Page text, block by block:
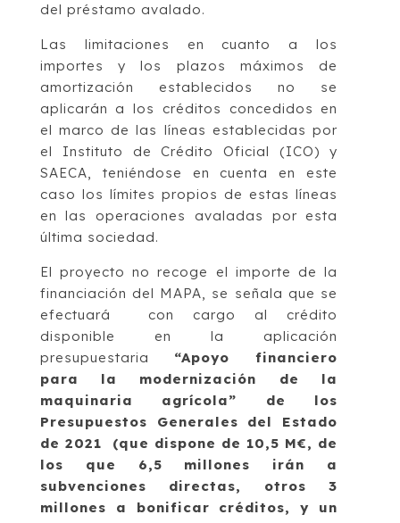
del préstamo avalado.
Las limitaciones en cuanto a los
importes y los plazos máximos de
amortización establecidos no se
aplicarán a los créditos concedidos en
el marco de las líneas establecidas por
el Instituto de Crédito Oficial (ICO) y
SAECA, teniéndose en cuenta en este
caso los límites propios de estas líneas
en las operaciones avaladas por esta
última sociedad.
El proyecto no recoge el importe de la
financiación del MAPA, se señala que se
efectuará con cargo al crédito
disponible en la aplicación
presupuestaria “Apoyo financiero
para la modernización de la
maquinaria agrícola” de los
Presupuestos Generales del Estado
de 2021 (que dispone de 10,5 M€, de
los que 6,5 millones irán a
subvenciones directas, otros 3
millones a bonificar créditos, y un